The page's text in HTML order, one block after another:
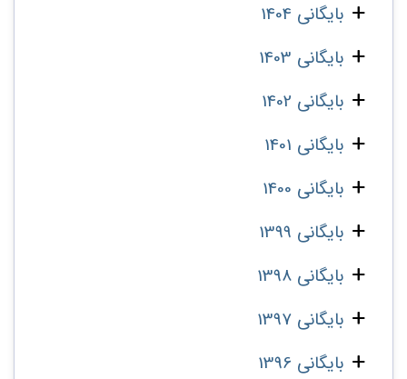
بایگانی 1404
بایگانی 1403
بایگانی 1402
بایگانی 1401
بایگانی 1400
بایگانی 1399
بایگانی 1398
بایگانی 1397
بایگانی 1396